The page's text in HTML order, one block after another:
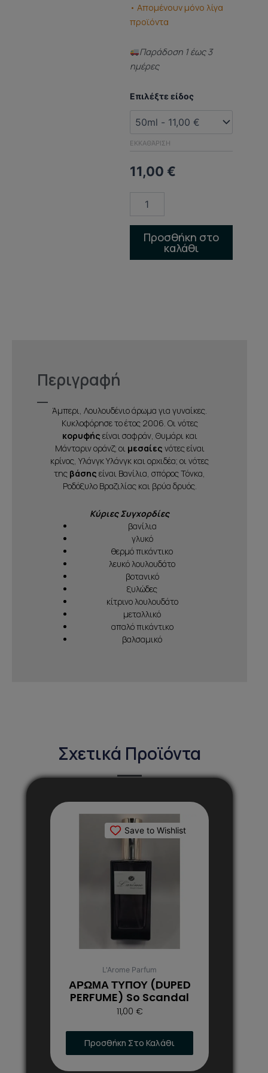
• Απομένουν μόνο λίγα
προϊόντα
Παράδoση 1 έως 3
ημέρες
Επιλέξτε είδος
ΕΚΚΑΘΆΡΙΣΗ
11,00 €
ΑΡΩΜΑ
(DUPED
PERFUME)
Ange
demon
ποσότητα
Προσθήκη στο
καλάθι
Περιγραφή
Άμπερι, Λουλουδένιο άρωμα για γυναίκες.
Κυκλοφόρησε το έτος 2006. Οι νότες
κορυφής είναι σαφράν, Θυμάρι και
Μάνταριν οράνζ; οι μεσαίες νότες είναι
κρίνος, Υλάνγκ Υλάνγκ και ορχιδέα; οι νότες
της βάσης είναι Βανίλια, σπόρος Τόνκα,
Ροδόξυλο Βραζιλίας και βρύα δρυός.
Κύριες Συγχορδίες
βανίλια
γλυκό
θερμό πικάντικο
λευκό λουλουδάτο
βοτανικό
ξυλώδες
κίτρινο λουλουδάτο
μεταλλικό
απαλό πικάντικο
βαλσαμικό
Σχετικά Προϊόντα
Save to Wishlist
L'Arome Parfum
ΑΡΩΜΑ ΤΥΠΟΥ (DUPED
PERFUME) So Scandal
11,00 €
Προσθήκη Στο Καλάθι
το
προϊόν
έχει
παραλλαγές.
Οι
να
επιλεγούν
στη
σελίδα
του
προϊόντος